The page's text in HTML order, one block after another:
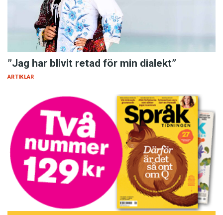
”Jag har blivit retad för min dialekt”
ARTIKLAR